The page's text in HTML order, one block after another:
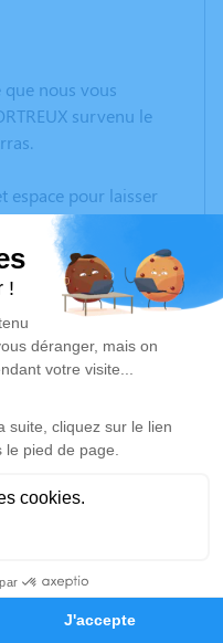
Hommages
que nous vous
survenu le
espace pour laisser
photos souvenirs, une
à travers des
est un lieu
mémoire de Guy
hommage est
le-Vieil